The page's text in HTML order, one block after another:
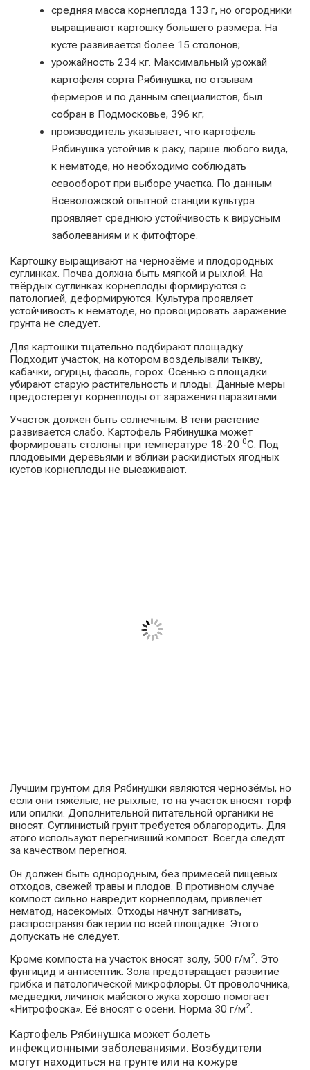
средняя масса корнеплода 133 г, но огородники
выращивают картошку большего размера. На
кусте развивается более 15 столонов;
урожайность 234 кг. Максимальный урожай
картофеля сорта Рябинушка, по отзывам
фермеров и по данным специалистов, был
собран в Подмосковье, 396 кг;
производитель указывает, что картофель
Рябинушка устойчив к раку, парше любого вида,
к нематоде, но необходимо соблюдать
севооборот при выборе участка. По данным
Всеволожской опытной станции культура
проявляет среднюю устойчивость к вирусным
заболеваниям и к фитофторе.
Картошку выращивают на чернозёме и плодородных
суглинках. Почва должна быть мягкой и рыхлой. На
твёрдых суглинках корнеплоды формируются с
патологией, деформируются. Культура проявляет
устойчивость к нематоде, но провоцировать заражение
грунта не следует.
Для картошки тщательно подбирают площадку.
Подходит участок, на котором возделывали тыкву,
кабачки, огурцы, фасоль, горох. Осенью с площадки
убирают старую растительность и плоды. Данные меры
предостерегут корнеплоды от заражения паразитами.
Участок должен быть солнечным. В тени растение
развивается слабо. Картофель Рябинушка может
формировать столоны при температуре 18-20 0С. Под
плодовыми деревьями и вблизи раскидистых ягодных
кустов корнеплоды не высаживают.
Лучшим грунтом для Рябинушки являются чернозёмы, но
если они тяжёлые, не рыхлые, то на участок вносят торф
или опилки. Дополнительной питательной органики не
вносят. Суглинистый грунт требуется облагородить. Для
этого используют перегнивший компост. Всегда следят
за качеством перегноя.
Он должен быть однородным, без примесей пищевых
отходов, свежей травы и плодов. В противном случае
компост сильно навредит корнеплодам, привлечёт
нематод, насекомых. Отходы начнут загнивать,
распространяя бактерии по всей площадке. Этого
допускать не следует.
Кроме компоста на участок вносят золу, 500 г/м2. Это
фунгицид и антисептик. Зола предотвращает развитие
грибка и патологической микрофлоры. От проволочника,
медведки, личинок майского жука хорошо помогает
«Нитрофоска». Её вносят с осени. Норма 30 г/м2.
Картофель Рябинушка может болеть
инфекционными заболеваниями. Возбудители
могут находиться на грунте или на кожуре